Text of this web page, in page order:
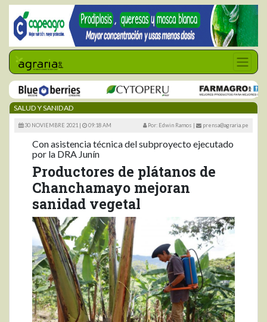
SALUD Y SANIDAD
30 NOVIEMBRE 2021 | 09:18 AM Por: Edwin Ramos | prensa@agraria.pe
Con asistencia técnica del subproyecto ejecutado
por la DRA Junín
Productores de plátanos de
Chanchamayo mejoran
sanidad vegetal